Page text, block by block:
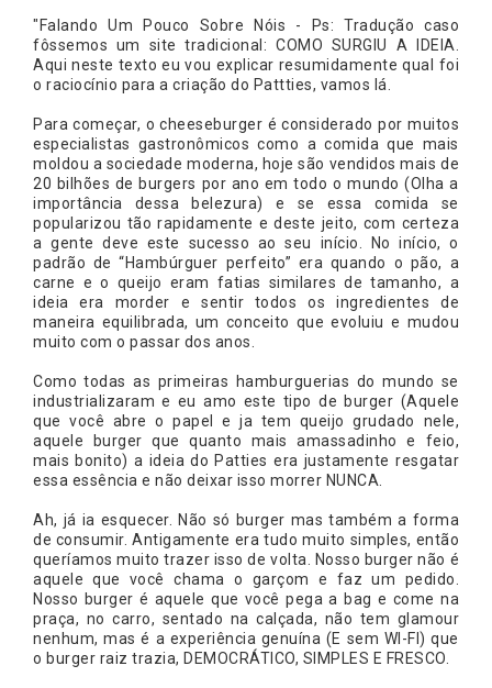
"Falando Um Pouco Sobre Nóis - Ps: Tradução caso
fôssemos um site tradicional: COMO SURGIU A IDEIA.
Aqui neste texto eu vou explicar resumidamente qual foi
o raciocínio para a criação do Pattties, vamos lá.
Para começar, o cheeseburger é considerado por muitos
especialistas gastronômicos como a comida que mais
moldou a sociedade moderna, hoje são vendidos mais de
20 bilhões de burgers por ano em todo o mundo (Olha a
importância dessa belezura) e se essa comida se
popularizou tão rapidamente e deste jeito, com certeza
a gente deve este sucesso ao seu início. No início, o
padrão de “Hambúrguer perfeito” era quando o pão, a
carne e o queijo eram fatias similares de tamanho, a
ideia era morder e sentir todos os ingredientes de
maneira equilibrada, um conceito que evoluiu e mudou
muito com o passar dos anos.
Como todas as primeiras hamburguerias do mundo se
industrializaram e eu amo este tipo de burger (Aquele
que você abre o papel e ja tem queijo grudado nele,
aquele burger que quanto mais amassadinho e feio,
mais bonito) a ideia do Patties era justamente resgatar
essa essência e não deixar isso morrer NUNCA.
Ah, já ia esquecer. Não só burger mas também a forma
de consumir. Antigamente era tudo muito simples, então
queríamos muito trazer isso de volta. Nosso burger não é
aquele que você chama o garçom e faz um pedido.
Nosso burger é aquele que você pega a bag e come na
praça, no carro, sentado na calçada, não tem glamour
nenhum, mas é a experiência genuína (E sem WI-FI) que
o burger raiz trazia, DEMOCRÁTICO, SIMPLES E FRESCO.